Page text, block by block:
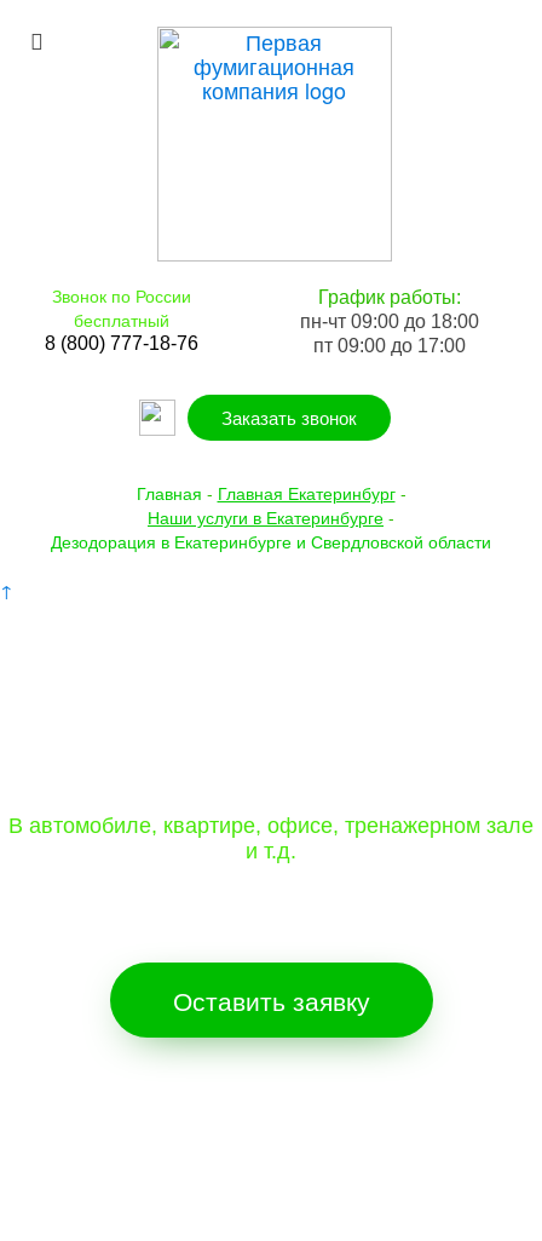
Звонок по России
бесплатный
8 (800) 777-18-76
График работы:
пн-чт 09:00 до 18:00
пт 09:00 до 17:00
Заказать звонок
Главная - Главная Екатеринбург-
Наши услуги в Екатеринбурге -
Дезодорация в Екатеринбурге и Свердловской области
↑
В автомобиле, квартире, офисе, тренажерном зале
и т.д.
Оставить заявку